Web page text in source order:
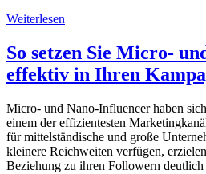
Weiterlesen
So setzen Sie Micro-
effektiv in Ihren
Micro- und Nano-Influencer haben
einem der effizientesten
für mittelständische und große
kleinere Reichweiten verfügen,
Beziehung zu ihren Followern deutlich